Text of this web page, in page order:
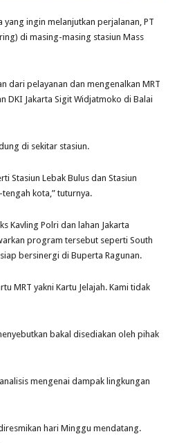
ingin melanjutkan perjalanan, PT
di masing-masing stasiun Mass
dari pelayanan dan mengenalkan MRT
DKI Jakarta Sigit Widjatmoko di Balai
di sekitar stasiun.
Stasiun Lebak Bulus dan Stasiun
kota,” tuturnya.
Kavling Polri dan lahan Jakarta
program tersebut seperti South
bersinergi di Buperta Ragunan.
MRT yakni Kartu Jelajah. Kami tidak
bakal disediakan oleh pihak
mengenai dampak lingkungan
hari Minggu mendatang.